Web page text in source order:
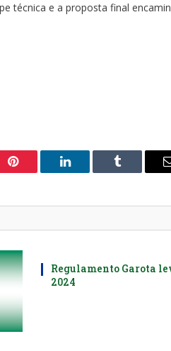
técnica e a proposta final
Pinterest LinkedIn Tumblr
Regulamento Garota
2024